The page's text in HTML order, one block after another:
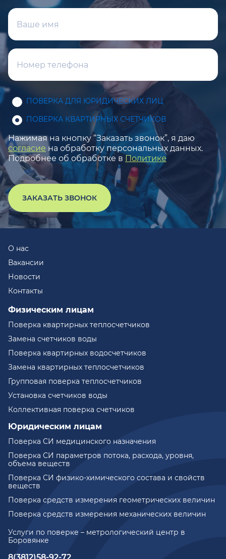
ПОВЕРКА ДЛЯ ЮРИДИЧЕСКИХ ЛИЦ
ПОВЕРКА КВАРТИРНЫХ СЧЕТЧИКОВ
Нажимая на кнопку “Заказать звонок”, я даю
согласие на обработку персональных данных.
Подробнее об обработке в Политике
ЗАКАЗАТЬ ЗВОНОК
Услуги по поверке – метрологический центр в
Боровянке
О нас
Вакансии
Новости
Контакты
Физическим лицам
Поверка квартирных теплосчетчиков
Замена счетчиков воды
Поверка квартирных водосчетчиков
Замена квартирных теплосчетчиков
Групповая поверка теплосчетчиков
Установка счетчиков воды
Коллективная поверка счетчиков
Юридическим лицам
Поверка СИ медицинского назначения
Поверка СИ параметров потока, расхода, уровня,
объема веществ
Поверка СИ физико-химического состава и свойств
веществ
Поверка средств измерения геометрических величин
Поверка средств измерения механических величин